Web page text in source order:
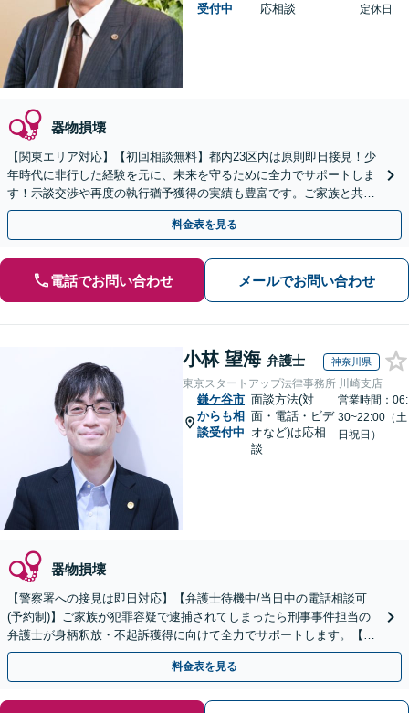
受付中
応相談
定休日
器物損壊
【関東エリア対応】【初回相談無料】都内23区内は原則即日接見！少
年時代に非行した経験を元に、未来を守るために全力でサポートしま
す！示談交渉や再度の執行猶予獲得の実績も豊富です。ご家族と共に
更生への道を歩みます。【夜間や休日相談可能】
料金表を見る
電話でお問い合わせ メールでお問い合わせ
小林 望海 弁護士 神奈川県
東京スタートアップ法律事務所 川崎支店
鎌ケ谷市
からも相
談受付中
面談方法(対
面・電話・ビデ
オなど)は応相
談
営業時間：06:
30~22:00（土
日祝日）
器物損壊
【警察署への接見は即日対応】【弁護士待機中/当日中の電話相談可
(予約制)】ご家族が犯罪容疑で逮捕されてしまったら刑事事件担当の
弁護士が身柄釈放・不起訴獲得に向けて全力でサポートします。【毎
月100名以上の相談実績】【関東エリア全域対応】
料金表を見る